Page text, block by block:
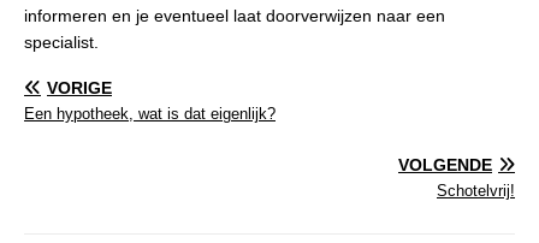
informeren en je eventueel laat doorverwijzen naar een
specialist.
VORIGE
Een hypotheek, wat is dat eigenlijk?
VOLGENDE
Schotelvrij!